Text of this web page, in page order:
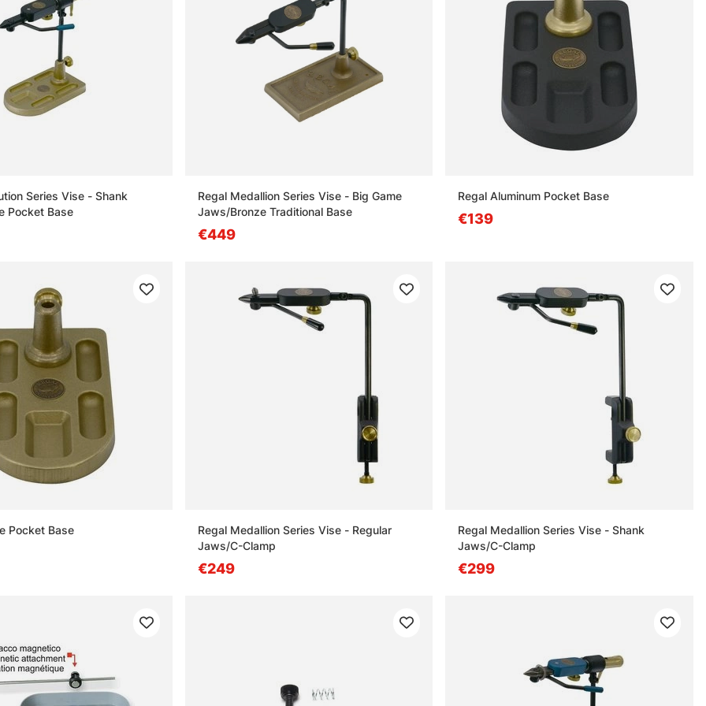
Series Vise - Shank
Pocket Base
Regal Medallion Series Vise - Big Game
Jaws/Bronze Traditional Base
€449
Regal Aluminum Pocket Base
€139
Pocket Base
Regal Medallion Series Vise - Regular
Jaws/C-Clamp
€249
Regal Medallion Series Vise - Shank
Jaws/C-Clamp
€299